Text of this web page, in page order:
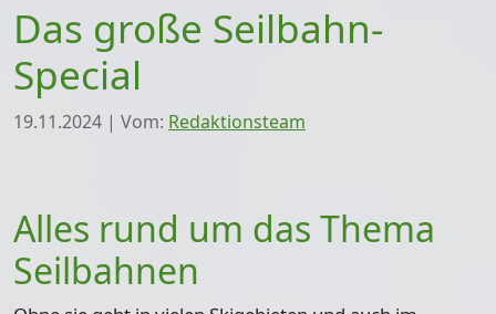
Das große Seilbahn-
Special
19.11.2024 | Vom: Redaktionsteam
Alles rund um das Thema
Seilbahnen